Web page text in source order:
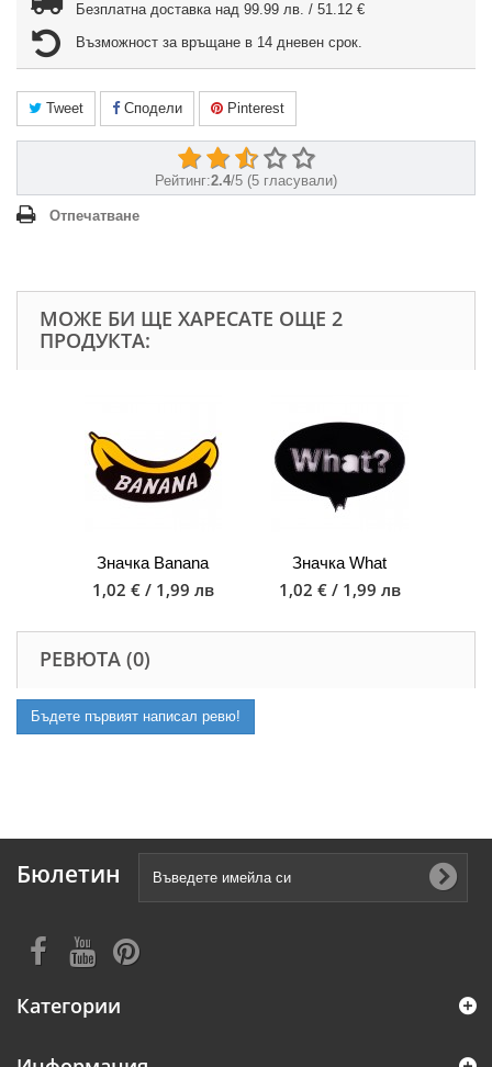
Безплатна доставка над 99.99 лв. / 51.12 €
Възможност за връщане в 14 дневен срок.
Tweet Сподели Pinterest
Рейтинг:2.4/5 (5 гласували)
Отпечатване
МОЖЕ БИ ЩЕ ХАРЕСАТЕ ОЩЕ 2
ПРОДУКТА:
Значка Banana
1,02 € / 1,99 лв
Значка What
1,02 € / 1,99 лв
РЕВЮТА (0)
Бъдете първият написал ревю!
Бюлетин
Категории